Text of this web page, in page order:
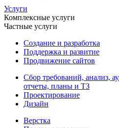
Услуги
Комплексные услуги
Частные услуги
Создание и разработка
Поддержка и развитие
Продвижение сайтов
Сбор требований, анализ,
отчеты, планы и ТЗ
Проектирование
Дизайн
Верстка